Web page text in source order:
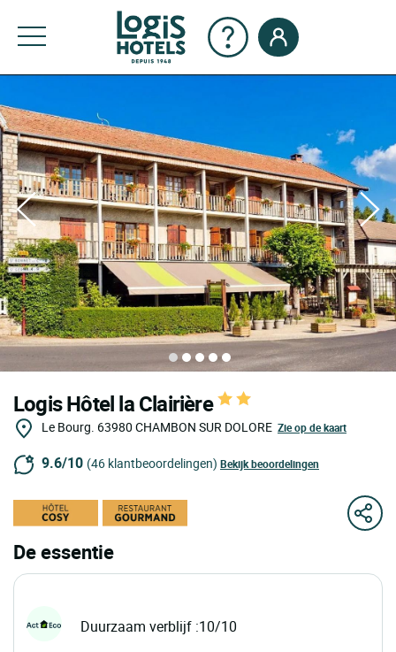
Logis Hôtel la Clairière
Le Bourg. 63980 CHAMBON SUR DOLORE Zie op de kaart
9.6/10 (46 klantbeoordelingen) Bekijk beoordelingen
De essentie
Duurzaam verblijf :10/10